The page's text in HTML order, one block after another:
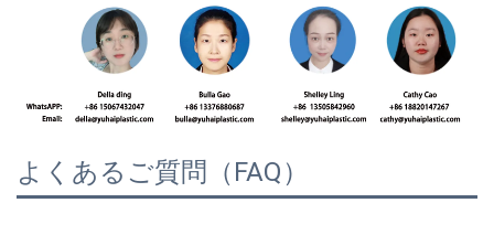
よくあるご質問（FAQ）